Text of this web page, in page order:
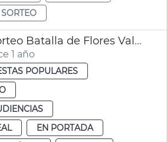
SORTEO
Inscripción sorteo Batalla de Flores València
1 año
POPULARES
EN PORTADA